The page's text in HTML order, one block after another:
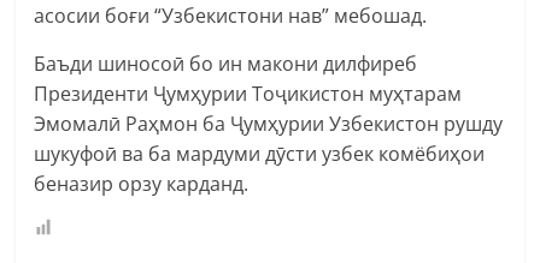
асосии боғи “Узбекистони нав” мебошад.
Баъди шиносоӣ бо ин макони дилфиреб
Президенти Ҷумҳурии Тоҷикистон муҳтарам
Эмомалӣ Раҳмон ба Ҷумҳурии Узбекистон рушду
шукуфоӣ ва ба мардуми дӯсти узбек комёбиҳои
беназир орзу карданд.